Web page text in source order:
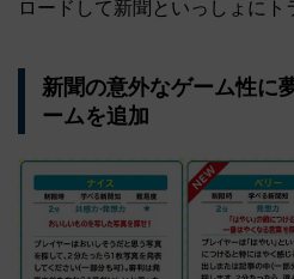
ロードして新聞といっしょにト
新聞の意外なゲーム性に
ームを追加